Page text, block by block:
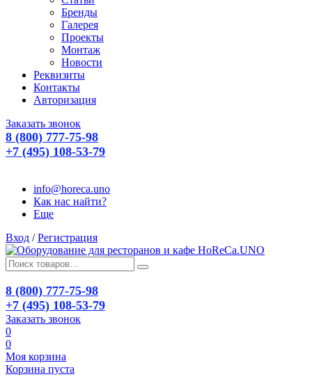
Бренды
Галерея
Проекты
Монтаж
Новости
Реквизиты
Контакты
Авторизация
Заказать звонок
8 (800) 777-75-98
+7 (495) 108-53-79
info@horeca.uno
Как нас найти?
Еще
Вход / Регистрация
8 (800) 777-75-98
+7 (495) 108-53-79
Заказать звонок
0
0
Моя корзина
Корзина пуста